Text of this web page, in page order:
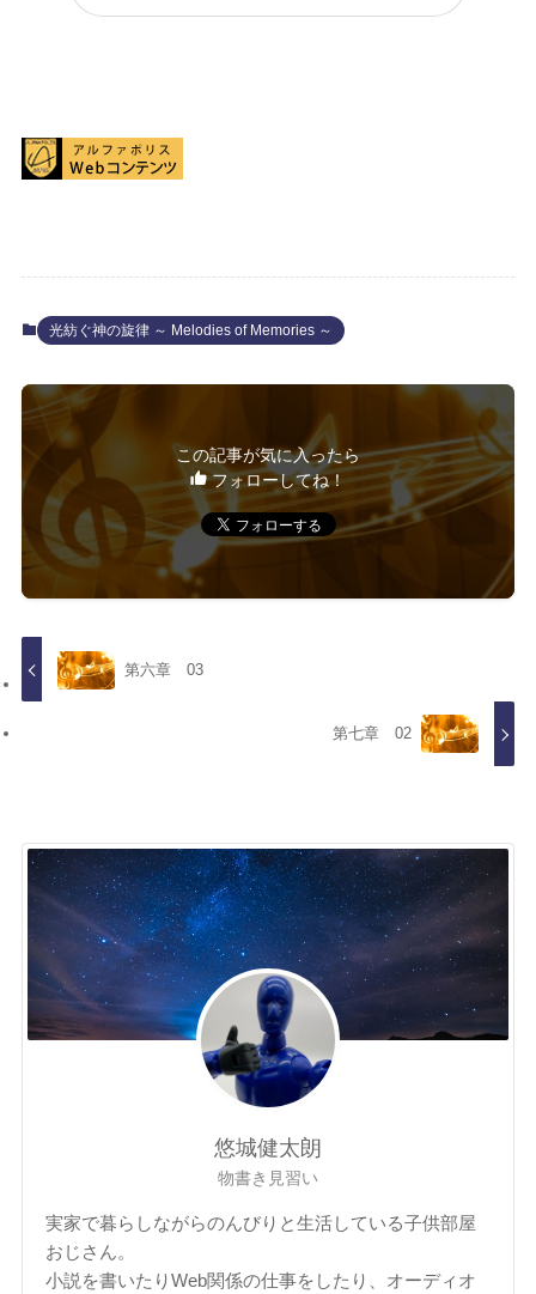
光紡ぐ神の旋律 ～ Melodies of Memories ～
この記事が気に入ったら
フォローしてね！
第六章 03
第七章 02
悠城健太朗
物書き見習い
実家で暮らしながらのんびりと生活している子供部屋
おじさん。
小説を書いたりWeb関係の仕事をしたり、オーディオ